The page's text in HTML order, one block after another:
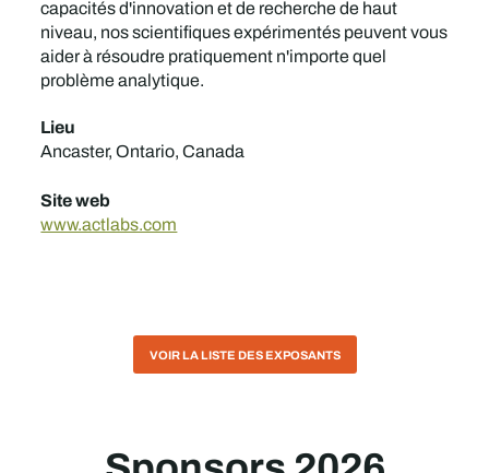
capacités d'innovation et de recherche de haut
niveau, nos scientifiques expérimentés peuvent vous
aider à résoudre pratiquement n'importe quel
problème analytique.
Lieu
Ancaster, Ontario, Canada
Site web
www.actlabs.com
VOIR LA LISTE DES EXPOSANTS